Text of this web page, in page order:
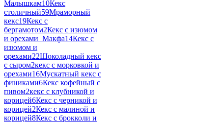
Малышкам10Кекс
столичный59Мраморный
кекс19Кекс с
бергамотом2Кекс с изюмом
и орехами_Макфа14Кекс с
изюмом и
орехами22Шоколадный кекс
с сыром2кекс с морковкой и
орехами16Мускатный кекс с
финиками6Кекс кофейный с
пивом2кекс с клубникой и
корицей6Кекс с черникой и
корицей2Кекс с малиной и
корицей8Кекс с брокколи и